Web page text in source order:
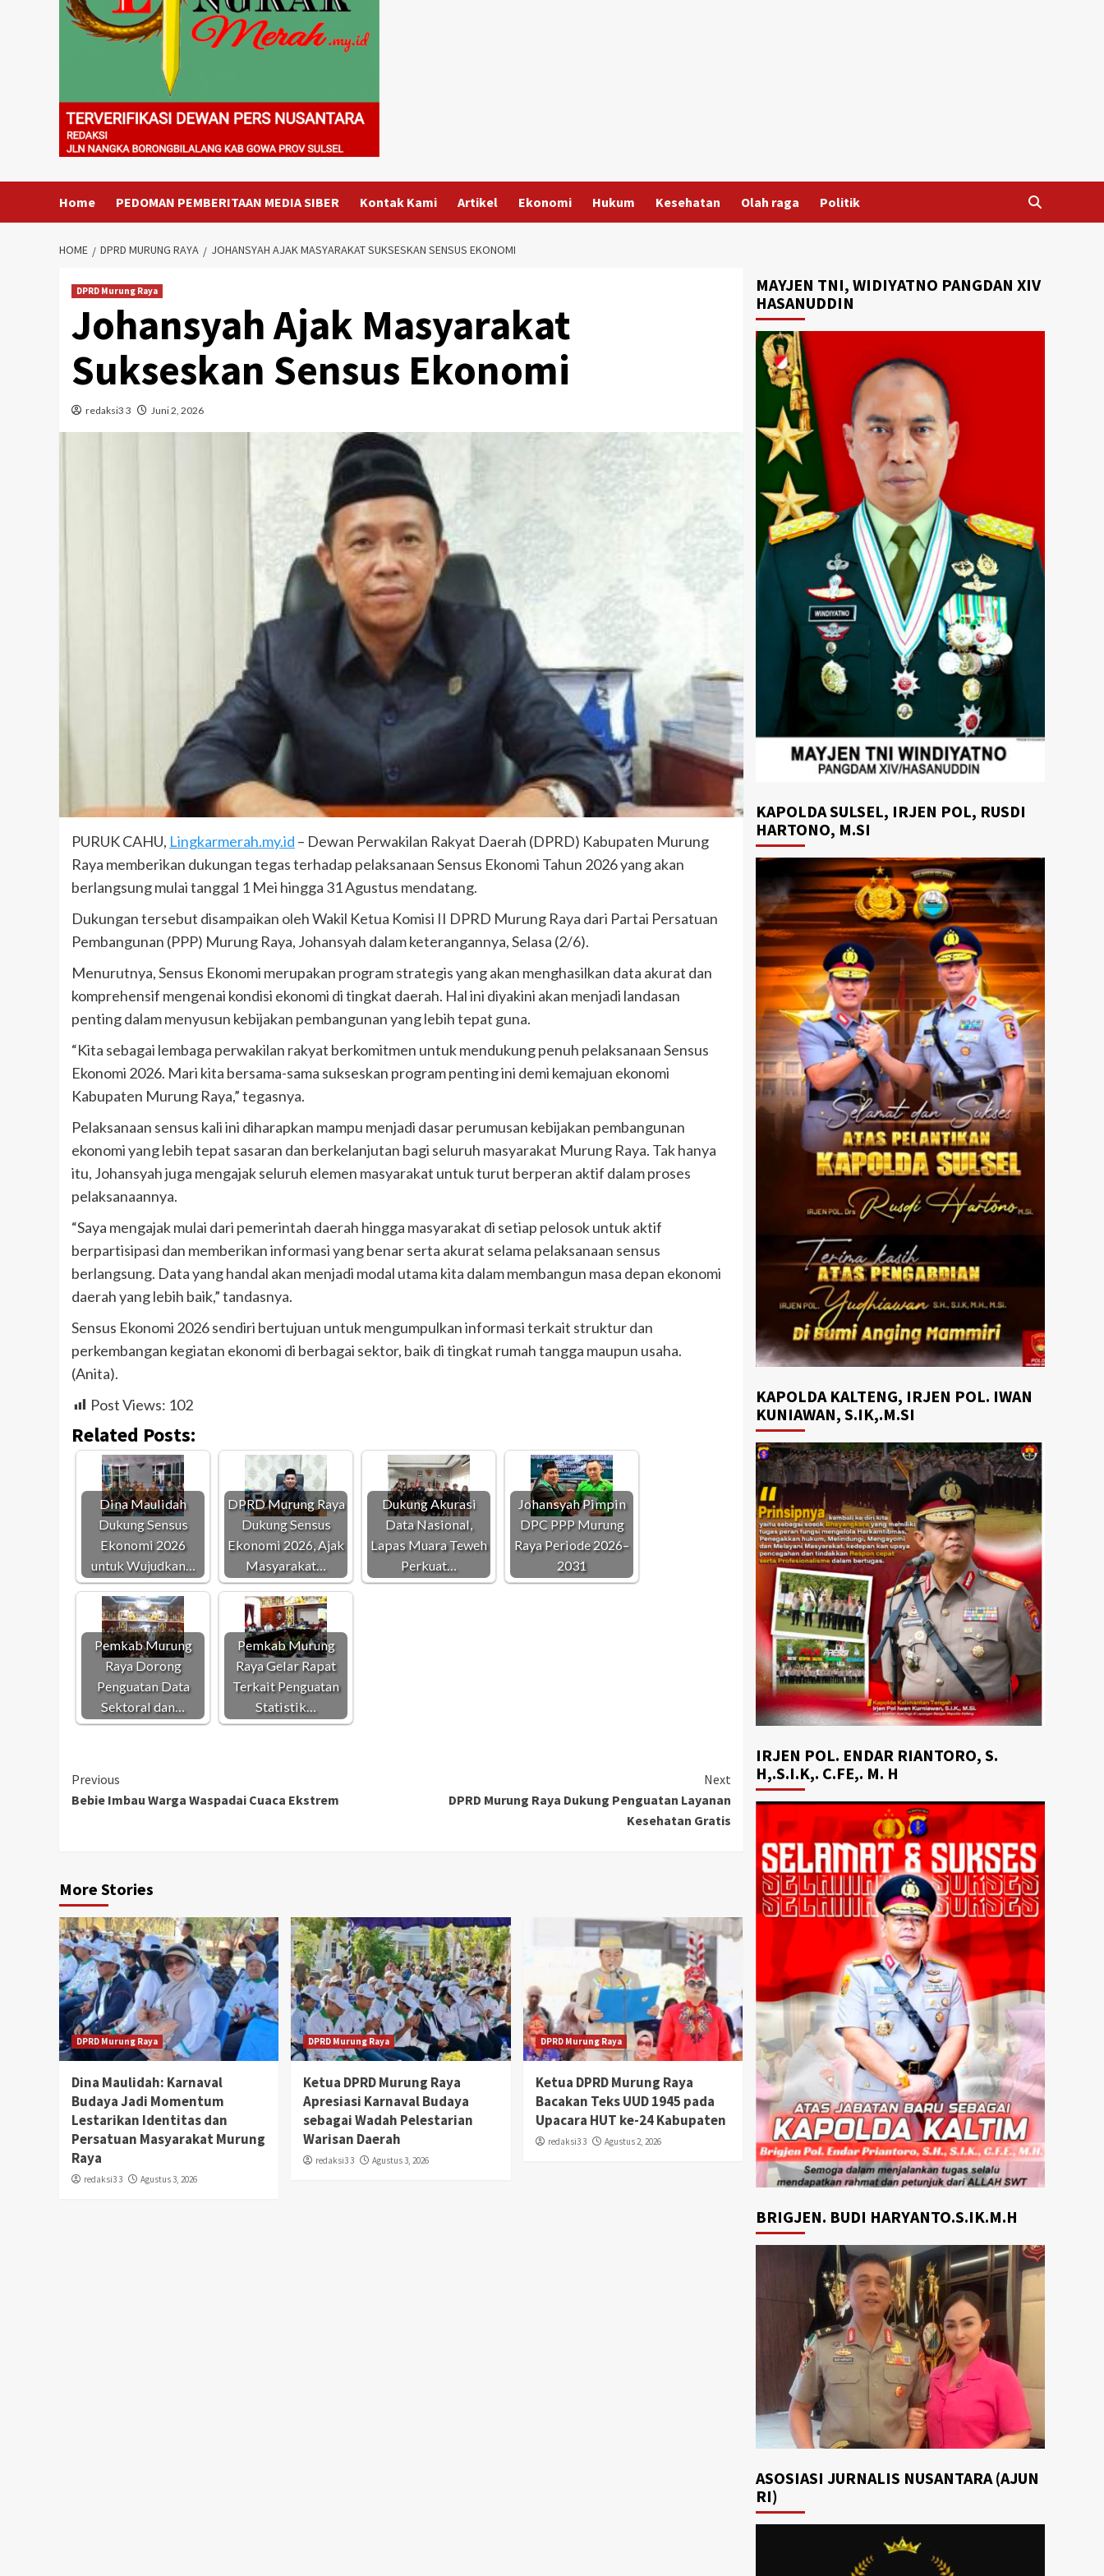
Home PEDOMAN PEMBERITAAN MEDIA SIBER Kontak Kami Artikel Ekonomi Hukum Kesehatan Olah raga Politik
HOME DPRD MURUNG RAYA JOHANSYAH AJAK MASYARAKAT SUKSESKAN SENSUS EKONOMI
DPRD Murung Raya
Johansyah Ajak Masyarakat
Sukseskan Sensus Ekonomi
redaksi3 3 Juni 2, 2026
PURUK CAHU, Lingkarmerah.my.id – Dewan Perwakilan Rakyat Daerah (DPRD) Kabupaten Murung
Raya memberikan dukungan tegas terhadap pelaksanaan Sensus Ekonomi Tahun 2026 yang akan
berlangsung mulai tanggal 1 Mei hingga 31 Agustus mendatang.
Dukungan tersebut disampaikan oleh Wakil Ketua Komisi II DPRD Murung Raya dari Partai Persatuan
Pembangunan (PPP) Murung Raya, Johansyah dalam keterangannya, Selasa (2/6).
Menurutnya, Sensus Ekonomi merupakan program strategis yang akan menghasilkan data akurat dan
komprehensif mengenai kondisi ekonomi di tingkat daerah. Hal ini diyakini akan menjadi landasan
penting dalam menyusun kebijakan pembangunan yang lebih tepat guna.
“Kita sebagai lembaga perwakilan rakyat berkomitmen untuk mendukung penuh pelaksanaan Sensus
Ekonomi 2026. Mari kita bersama-sama sukseskan program penting ini demi kemajuan ekonomi
Kabupaten Murung Raya,” tegasnya.
Pelaksanaan sensus kali ini diharapkan mampu menjadi dasar perumusan kebijakan pembangunan
ekonomi yang lebih tepat sasaran dan berkelanjutan bagi seluruh masyarakat Murung Raya. Tak hanya
itu, Johansyah juga mengajak seluruh elemen masyarakat untuk turut berperan aktif dalam proses
pelaksanaannya.
“Saya mengajak mulai dari pemerintah daerah hingga masyarakat di setiap pelosok untuk aktif
berpartisipasi dan memberikan informasi yang benar serta akurat selama pelaksanaan sensus
berlangsung. Data yang handal akan menjadi modal utama kita dalam membangun masa depan ekonomi
daerah yang lebih baik,” tandasnya.
Sensus Ekonomi 2026 sendiri bertujuan untuk mengumpulkan informasi terkait struktur dan
perkembangan kegiatan ekonomi di berbagai sektor, baik di tingkat rumah tangga maupun usaha.
(Anita).
Post Views: 102
Related Posts:
Dina Maulidah
Dukung Sensus
Ekonomi 2026
untuk Wujudkan…
DPRD Murung Raya
Dukung Sensus
Ekonomi 2026, Ajak
Masyarakat…
Dukung Akurasi
Data Nasional,
Lapas Muara Teweh
Perkuat…
Johansyah Pimpin
DPC PPP Murung
Raya Periode 2026–
2031
Pemkab Murung
Raya Dorong
Penguatan Data
Sektoral dan…
Pemkab Murung
Raya Gelar Rapat
Terkait Penguatan
Statistik…
Continue
Reading
Previous
Bebie Imbau Warga Waspadai Cuaca Ekstrem
Next
DPRD Murung Raya Dukung Penguatan Layanan
Kesehatan Gratis
More Stories
DPRD Murung Raya
Dina Maulidah: Karnaval
Budaya Jadi Momentum
Lestarikan Identitas dan
Persatuan Masyarakat Murung
Raya
redaksi3 3 Agustus 3, 2026
DPRD Murung Raya
Ketua DPRD Murung Raya
Apresiasi Karnaval Budaya
sebagai Wadah Pelestarian
Warisan Daerah
redaksi3 3 Agustus 3, 2026
DPRD Murung Raya
Ketua DPRD Murung Raya
Bacakan Teks UUD 1945 pada
Upacara HUT ke-24 Kabupaten
redaksi3 3 Agustus 2, 2026
MAYJEN TNI, WIDIYATNO PANGDAN XIV
HASANUDDIN
KAPOLDA SULSEL, IRJEN POL, RUSDI
HARTONO, M.SI
KAPOLDA KALTENG, IRJEN POL. IWAN
KUNIAWAN, S.IK,.M.SI
IRJEN POL. ENDAR RIANTORO, S.
H,.S.I.K,. C.FE,. M. H
BRIGJEN. BUDI HARYANTO.S.IK.M.H
ASOSIASI JURNALIS NUSANTARA (AJUN
RI)